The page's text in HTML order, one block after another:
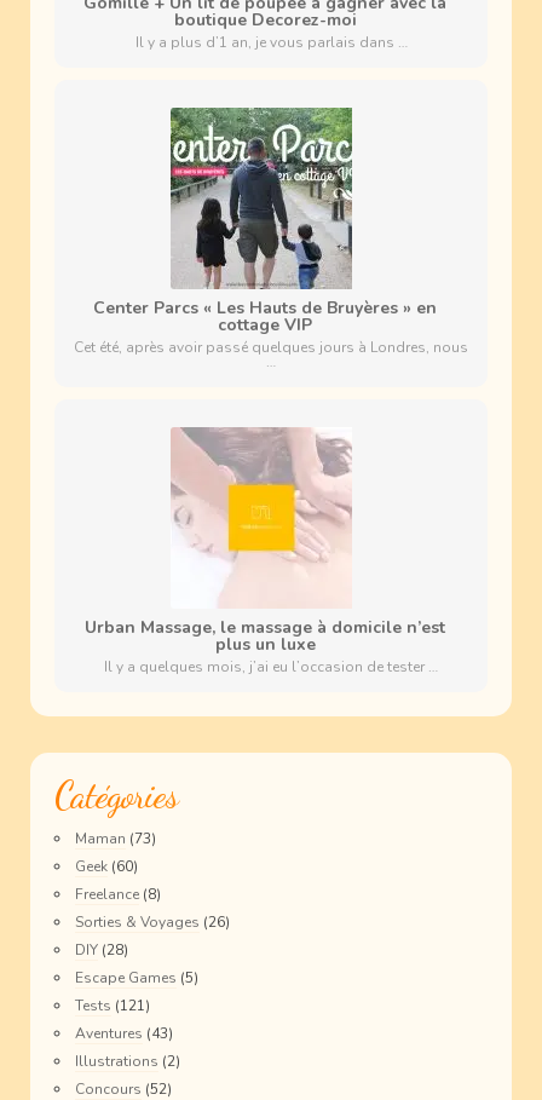
boutique Decorez-moi
Il y a plus d’1 an, je vous parlais dans …
Center Parcs « Les Hauts de Bruyères » en
cottage VIP
Cet été, après avoir passé quelques jours à Londres, nous
…
Urban Massage, le massage à domicile n’est
plus un luxe
Il y a quelques mois, j’ai eu l’occasion de tester …
Catégories
Maman (73)
Geek (60)
Freelance (8)
Sorties & Voyages (26)
DIY (28)
Escape Games (5)
Tests (121)
Aventures (43)
Illustrations (2)
Concours (52)